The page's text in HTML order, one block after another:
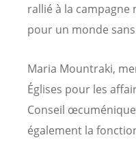
rallié à la campagne
pour un monde
Maria Mountraki,
Églises pour les
Conseil œcuménique
également la